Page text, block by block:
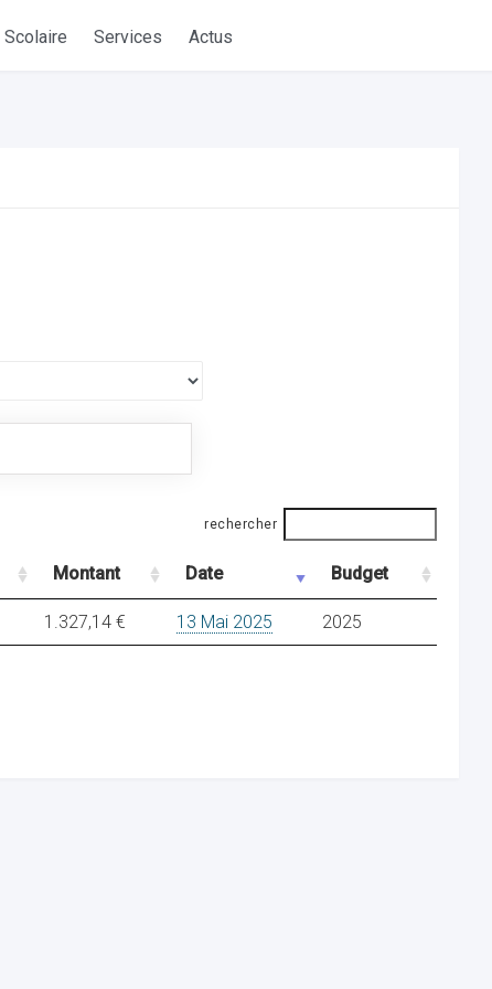
Scolaire Services Actus
rechercher
Montant Date Budget
1.327,14 € 13 Mai 2025 2025